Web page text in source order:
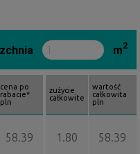
m2
cena po
rabacie*
pln
zużycie
całkowite
wartość
całkowita
pln
58.39 1.80 58.39